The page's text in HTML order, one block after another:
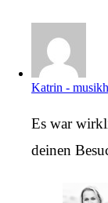
Katrin -
Es war
deinen